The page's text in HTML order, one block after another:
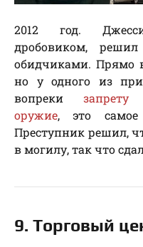
2012 год.
дробовиком,
обидчиками. Прямо
но у одного из
вопреки
оружие, это
Преступник решил,
в могилу, так что
9. Торговый